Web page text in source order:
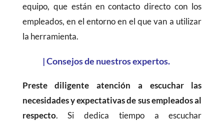
equipo, que están en contacto directo con los
empleados, en el entorno en el que van a utilizar
la herramienta.
|Consejos de nuestros expertos.
Preste diligente atención a escuchar las
necesidades y expectativas de sus empleados al
respecto. Si dedica tiempo a escuchar